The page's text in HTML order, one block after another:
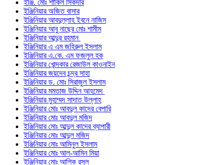
ইঞ্জি. মোঃ শাকিল সিকদার
ইঞ্জিনিয়ার অজিত বাসার
ইঞ্জিনিয়ার আবদুল্লাহ ইবনে নাজিম
ইঞ্জিনিয়ার আবু নাছের মোঃ শামীম
ইঞ্জিনিয়ার আব্দুর রহমান
ইঞ্জিনিয়ার এ এম জহিরুল ইসলাম
ইঞ্জিনিয়ার এ.কে. এম ফজলুল হক
ইঞ্জিনিয়ার খোন্দকার রেজাউল কাওনাইন
ইঞ্জিনিয়ার জয়দেব চন্দ্র সাহা
ইঞ্জিনিয়ার ড. মোঃ সিরাজুল ইসলাম
ইঞ্জিনিয়ার মমতাজ উদ্দিন আহমেদ
ইঞ্জিনিয়ার মুহাম্মদ সাদাত উল্লাহ
ইঞ্জিনিয়ার মোঃ আবদুল কাদের বেপারি
ইঞ্জিনিয়ার মোঃ আবদুল মজিদ
ইঞ্জিনিয়ার মোঃ আব্দুল কাদের ব্যাপারী
ইঞ্জিনিয়ার মোঃ আব্দুল মজিদ
ইঞ্জিনিয়ার মোঃ আমিনুল ইসলাম
ইঞ্জিনিয়ার মোঃ আল-আমিন মিয়া
ইঞ্জিনিয়ার মোঃ আশিক রসুল